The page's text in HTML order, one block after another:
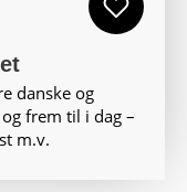
danske og
frem til i dag –
m.v.